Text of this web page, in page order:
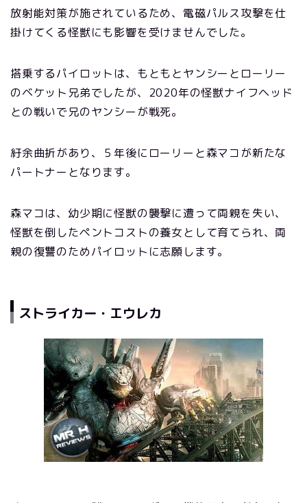
放射能対策が施されているため、電磁パルス攻撃を仕
掛けてくる怪獣にも影響を受けませんでした。
搭乗するパイロットは、もともとヤンシーとローリー
のベケット兄弟でしたが、2020年の怪獣ナイフヘッド
との戦いで兄のヤンシーが戦死。
紆余曲折があり、５年後にローリーと森マコが新たな
パートナーとなります。
森マコは、幼少期に怪獣の襲撃に遭って両親を失い、
怪獣を倒したペントコストの養女として育てられ、両
親の復讐のためパイロットに志願します。
ストライカー・エウレカ